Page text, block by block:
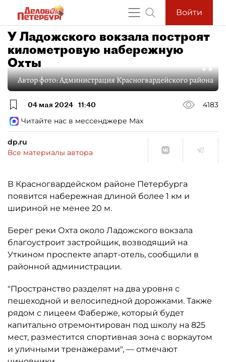
Войти
У Ладожского вокзала построят
километровую набережную
Охты
Автор фото:Администрация Красногвардейского района
04 мая 2024 11:40
4183
Читайте нас в мессенджере Max
dp.ru
Все материалы автора
В Красногвардейском районе Петербурга
появится набережная длиной более 1 км и
шириной не менее 20 м.
Берег реки Охта около Ладожского вокзала
благоустроит застройщик, возводящий на
Уткином проспекте апарт-отель, сообщили в
районной администрации.
"Пространство разделят на два уровня с
пешеходной и велосипедной дорожками. Также
рядом с лицеем Фаберже, который будет
капитально отремонтирован под школу на 825
мест, разместится спортивная зона с воркаутом
и уличными тренажерами", — отмечают